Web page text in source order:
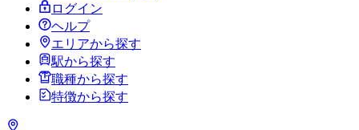
ログイン
ヘルプ
エリアから探す
駅から探す
職種から探す
特徴から探す